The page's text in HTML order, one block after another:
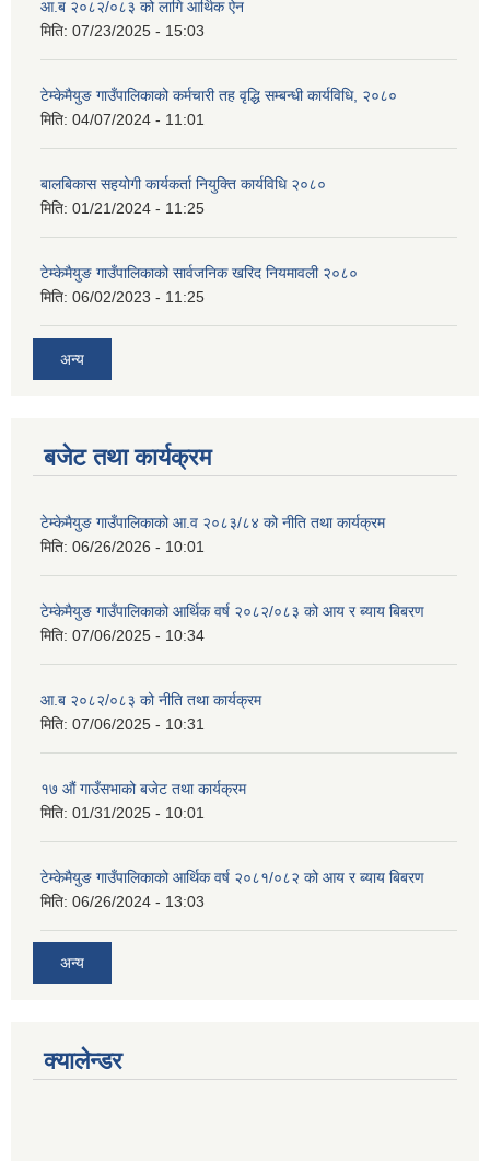
आ.ब २०८२/०८३ को लागि आर्थिक ऐन
मिति: 07/23/2025 - 15:03
टेम्केमैयुङ गाउँपालिकाको कर्मचारी तह वृद्धि सम्बन्धी कार्यविधि, २०८०
मिति: 04/07/2024 - 11:01
बालबिकास सहयोगी कार्यकर्ता नियुक्ति कार्यविधि २०८०
मिति: 01/21/2024 - 11:25
टेम्केमैयुङ गाउँपालिकाको सार्वजनिक खरिद नियमावली २०८०
मिति: 06/02/2023 - 11:25
अन्य
बजेट तथा कार्यक्रम
टेम्केमैयुङ गाउँपालिकाको आ.व २०८३/८४ को नीति तथा कार्यक्रम
मिति: 06/26/2026 - 10:01
टेम्केमैयुङ गाउँपालिकाको आर्थिक वर्ष २०८२/०८३ को आय र ब्याय बिबरण
मिति: 07/06/2025 - 10:34
आ.ब २०८२/०८३ को नीति तथा कार्यक्रम
मिति: 07/06/2025 - 10:31
१७ औं गाउँसभाको बजेट तथा कार्यक्रम
मिति: 01/31/2025 - 10:01
टेम्केमैयुङ गाउँपालिकाको आर्थिक वर्ष २०८१/०८२ को आय र ब्याय बिबरण
मिति: 06/26/2024 - 13:03
अन्य
क्यालेन्डर